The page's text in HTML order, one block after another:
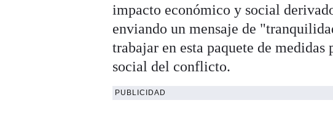
impacto económico y social
enviando un mensaje de
trabajar en esta paquete de
social del conflicto.
PUBLICIDAD